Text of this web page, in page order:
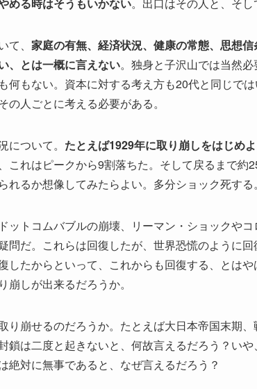
める時はそうもいかない。出口はその人と、そし
て、 家庭の有無、経済状況、健康の常態、思想
、とは一概に言えない。独身と子沢山では当然
何もない。資本に対する考え方も20代と同じで
の人ごとに考える必要がある。
について。 たとえば1929年に取り崩しをはじめ
これはピークから9割落ちた。そして戻るまで約
れるか想像してみたらよい。多分ショック死する。
ットコムバブルの崩壊、リーマン・ショックや
問だ。これらは回復したが、世界恐慌のように回
したからといって、これからも回復する、とは
崩しが出来るだろうか。
り崩せるのだろうか。たとえば大日本帝国末期
鎖は二度と起きないと、何故言えるだろう？い
絶対に無事であると、なぜ言えるだろう？